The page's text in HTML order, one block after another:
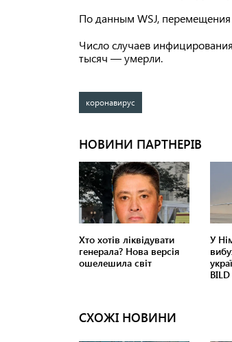
По данным WSJ,
Число случаев
тысяч — умерли.
коронавирус
СХОЖІ НОВИНИ